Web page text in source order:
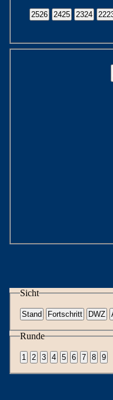
Sicht
Runde